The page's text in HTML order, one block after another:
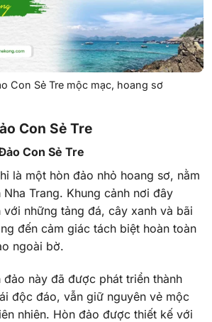
Con Sẻ Tre mộc mạc, hoang sơ
Con Sẻ Tre
Con Sẻ Tre
là một hòn đảo nhỏ hoang sơ, nằm
Trang. Khung cảnh nơi đây
những tảng đá, cây xanh và bãi
đến cảm giác tách biệt hoàn toàn
ngoài bờ.
đảo này đã được phát triển thành
độc đáo, vẫn giữ nguyên vẻ mộc
nhiên. Hòn đảo được thiết kế với